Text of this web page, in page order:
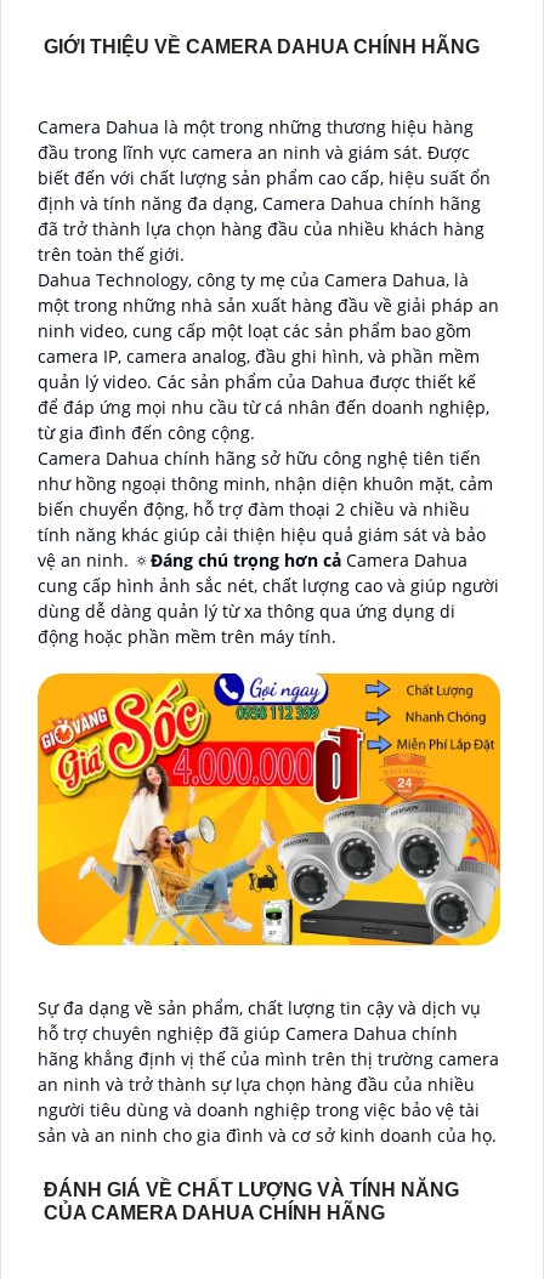
GIỚI THIỆU VỀ CAMERA DAHUA CHÍNH HÃNG
Camera Dahua là một trong những thương hiệu hàng
đầu trong lĩnh vực camera an ninh và giám sát. Được
biết đến với chất lượng sản phẩm cao cấp, hiệu suất ổn
định và tính năng đa dạng, Camera Dahua chính hãng
đã trở thành lựa chọn hàng đầu của nhiều khách hàng
trên toàn thế giới.
Dahua Technology, công ty mẹ của Camera Dahua, là
một trong những nhà sản xuất hàng đầu về giải pháp an
ninh video, cung cấp một loạt các sản phẩm bao gồm
camera IP, camera analog, đầu ghi hình, và phần mềm
quản lý video. Các sản phẩm của Dahua được thiết kế
để đáp ứng mọi nhu cầu từ cá nhân đến doanh nghiệp,
từ gia đình đến công cộng.
Camera Dahua chính hãng sở hữu công nghệ tiên tiến
như hồng ngoại thông minh, nhận diện khuôn mặt, cảm
biến chuyển động, hỗ trợ đàm thoại 2 chiều và nhiều
tính năng khác giúp cải thiện hiệu quả giám sát và bảo
vệ an ninh. 🔅Đáng chú trọng hơn cả Camera Dahua
cung cấp hình ảnh sắc nét, chất lượng cao và giúp người
dùng dễ dàng quản lý từ xa thông qua ứng dụng di
động hoặc phần mềm trên máy tính.
Sự đa dạng về sản phẩm, chất lượng tin cậy và dịch vụ
hỗ trợ chuyên nghiệp đã giúp Camera Dahua chính
hãng khẳng định vị thế của mình trên thị trường camera
an ninh và trở thành sự lựa chọn hàng đầu của nhiều
người tiêu dùng và doanh nghiệp trong việc bảo vệ tài
sản và an ninh cho gia đình và cơ sở kinh doanh của họ.
ĐÁNH GIÁ VỀ CHẤT LƯỢNG VÀ TÍNH NĂNG
CỦA CAMERA DAHUA CHÍNH HÃNG